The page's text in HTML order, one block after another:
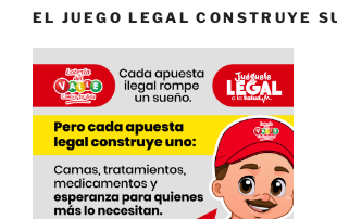
EL JUEGO LEGAL CONSTRUYE